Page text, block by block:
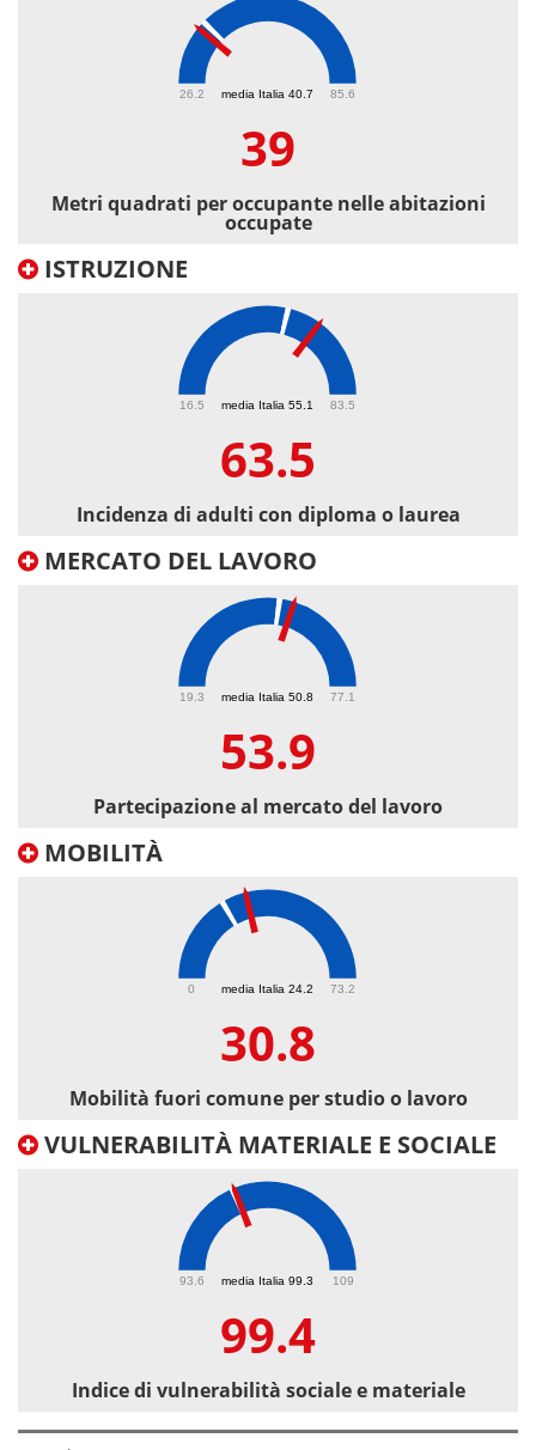
media Italia 40.7
26.2 85.6
39
Metri quadrati per occupante nelle abitazioni
occupate
ISTRUZIONE
media Italia 55.1
16.5 83.5
63.5
Incidenza di adulti con diploma o laurea
MERCATO DEL LAVORO
media Italia 50.8
19.3 77.1
53.9
Partecipazione al mercato del lavoro
MOBILITÀ
media Italia 24.2
0 73.2
30.8
Mobilità fuori comune per studio o lavoro
VULNERABILITÀ MATERIALE E SOCIALE
media Italia 99.3
93.6 109
99.4
Indice di vulnerabilità sociale e materiale